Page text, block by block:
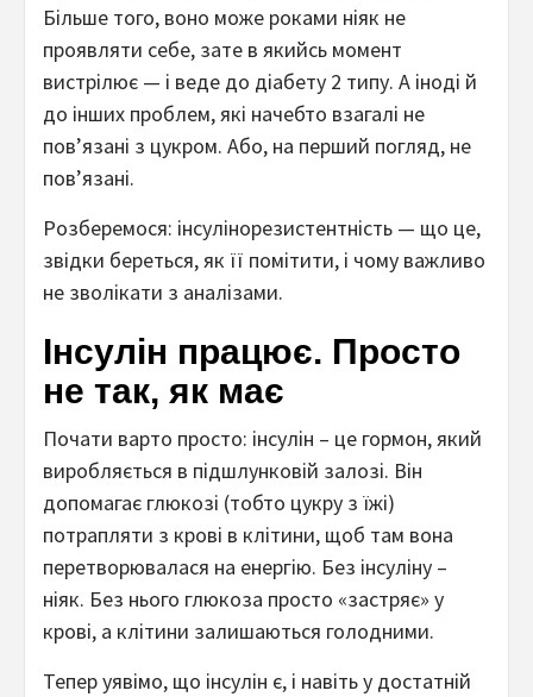
Більше того, воно може роками ніяк не
проявляти себе, зате в якийсь момент
вистрілює — і веде до діабету 2 типу. А іноді й
до інших проблем, які начебто взагалі не
пов’язані з цукром. Або, на перший погляд, не
пов’язані.
Розберемося: інсулінорезистентність — що це,
звідки береться, як її помітити, і чому важливо
не зволікати з аналізами.
Інсулін працює. Просто
не так, як має
Почати варто просто: інсулін – це гормон, який
виробляється в підшлунковій залозі. Він
допомагає глюкозі (тобто цукру з їжі)
потрапляти з крові в клітини, щоб там вона
перетворювалася на енергію. Без інсуліну –
ніяк. Без нього глюкоза просто «застряє» у
крові, а клітини залишаються голодними.
Тепер уявімо, що інсулін є, і навіть у достатній